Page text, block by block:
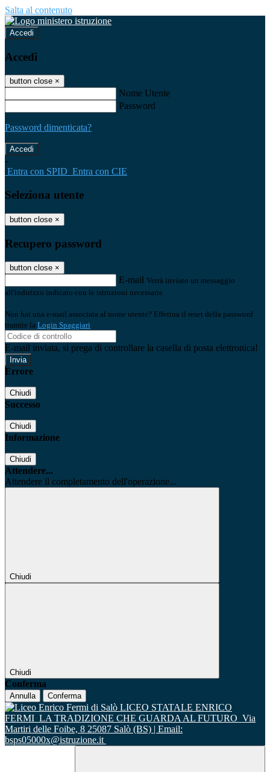
Salta al contenuto
Accedi
Accedi
button close ×
Nome Utente
Password
Password dimenticata?
-
Entra con SPID Entra con CIE
Seleziona utente
button close ×
Recupero password
button close ×
E-mail Verrà inviato un messaggio
all'indirizzo indicato con le istruzioni necessarie.
Non hai una e-mail associata al nome utente? Effettua il reset della password
tramite la Login Spaggiari
E-mail inviata, si prega di controllare la casella di posta elettronica!
Errore
Chiudi
Successo
Chiudi
Informazione
Chiudi
Attendere...
Attendere il completamento dell'operazione...
Chiudi
Chiudi
Conferma
Annulla Conferma
LICEO STATALE ENRICO
FERMI LA TRADIZIONE CHE GUARDA AL FUTURO Via
Martiri delle Foibe, 8 25087 Salò (BS) | Email:
bsps05000x@istruzione.it